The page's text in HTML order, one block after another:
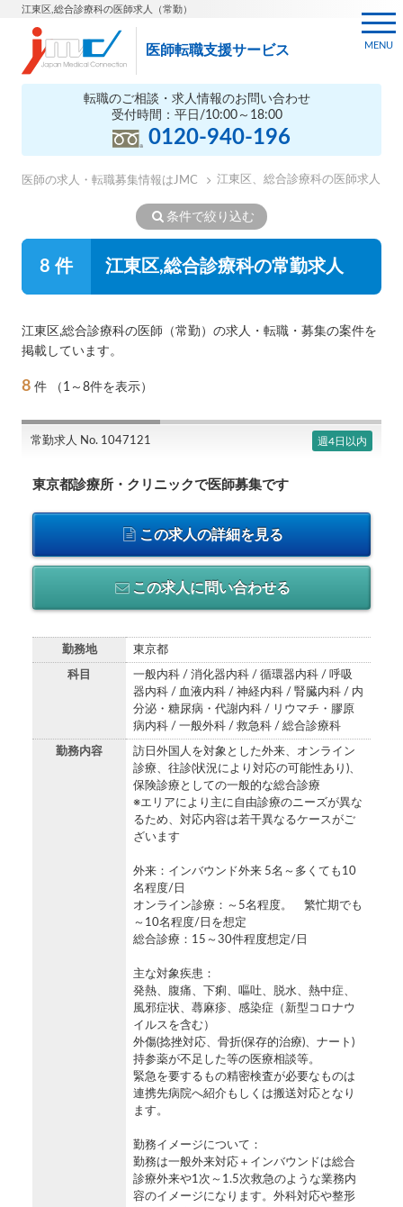
江東区,総合診療科の医師求人（常勤）
医師転職支援サービス
転職のご相談・求人情報のお問い合わせ
受付時間：平日/10:00～18:00
0120-940-196
MENU
医師の求人・転職募集情報はJMC 江東区、総合診療科の医師求人
条件で絞り込む
8 件 江東区,総合診療科の常勤求人
江東区,総合診療科の医師（常勤）の求人・転職・募集の案件を
掲載しています。
8 件 （1～8件を表示）
常勤求人 No. 1047121 週4日以内
東京都診療所・クリニックで医師募集です
この求人の詳細を見る
この求人に問い合わせる
勤務地 東京都
科目
一般内科 / 消化器内科 / 循環器内科 / 呼吸
器内科 / 血液内科 / 神経内科 / 腎臓内科 / 内
分泌・糖尿病・代謝内科 / リウマチ・膠原
病内科 / 一般外科 / 救急科 / 総合診療科
勤務内容
訪日外国人を対象とした外来、オンライン
診療、往診(状況により対応の可能性あり)、
保険診療としての一般的な総合診療
※エリアにより主に自由診療のニーズが異な
るため、対応内容は若干異なるケースがご
ざいます
外来：インバウンド外来 5名～多くても10
名程度/日
オンライン診療：～5名程度。 繁忙期でも
～10名程度/日を想定
総合診療：15～30件程度想定/日
主な対象疾患：
発熱、腹痛、下痢、嘔吐、脱水、熱中症、
風邪症状、蕁麻疹、感染症（新型コロナウ
イルスを含む）
外傷(捻挫対応、骨折(保存的治療)、ナート)
持参薬が不足した等の医療相談等。
緊急を要するもの精密検査が必要なものは
連携先病院へ紹介もしくは搬送対応となり
ます。
勤務イメージについて：
勤務は一般外来対応＋インバウンドは総合
診療外来や1次～1.5次救急のような業務内
容のイメージになります。外科対応や整形